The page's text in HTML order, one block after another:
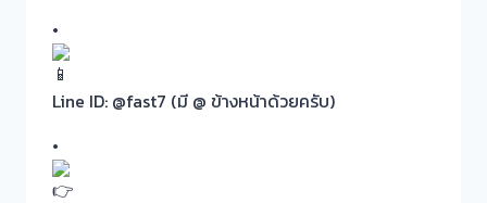
•
Line ID: @fast7 (มี @ ข้างหน้าด้วยครับ)
•